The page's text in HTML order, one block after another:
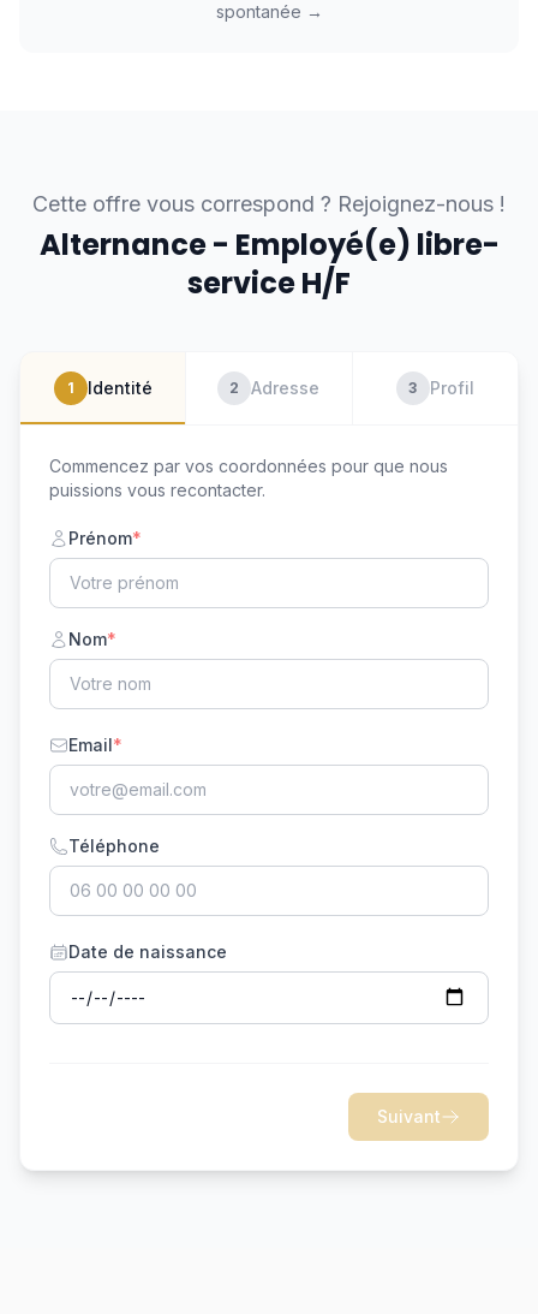
spontanée →
Cette offre vous correspond ? Rejoignez-nous !
Alternance - Employé(e) libre-
service H/F
1 Identité 2 Adresse 3 Profil
Commencez par vos coordonnées pour que nous
puissions vous recontacter.
Prénom*
Nom*
Email*
Téléphone
Date de naissance
Suivant